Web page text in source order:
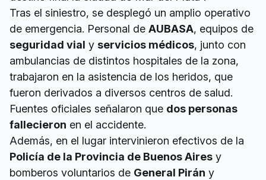
Tras el siniestro, se desplegó un amplio operativo
de emergencia. Personal de AUBASA, equipos de
seguridad vial y servicios médicos, junto con
ambulancias de distintos hospitales de la zona,
trabajaron en la asistencia de los heridos, que
fueron derivados a diversos centros de salud.
Fuentes oficiales señalaron que dos personas
fallecieron en el accidente.
Además, en el lugar intervinieron efectivos de la
Policía de la Provincia de Buenos Aires y
bomberos voluntarios de General Pirán y